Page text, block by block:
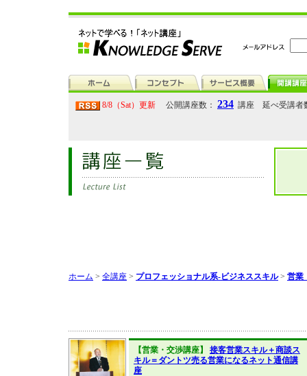
8/8（Sat）更新 公開講座数： 234 講座 延べ受講者
ホーム > 全講座 > プロフェッショナル系-ビジネススキル> 営業
【営業・交渉講座】 接客営業スキル＋商談ス
キル＝ダントツ売る営業になるネット通信講
座